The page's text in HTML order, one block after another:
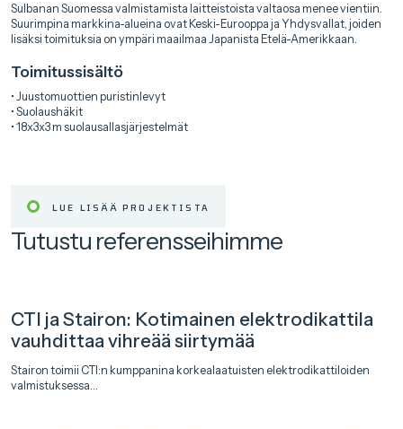
Sulbanan Suomessa valmistamista laitteistoista valtaosa menee vientiin.
Suurimpina markkina-alueina ovat Keski-Eurooppa ja Yhdysvallat, joiden
lisäksi toimituksia on ympäri maailmaa Japanista Etelä-Amerikkaan.
Toimitussisältö
• Juustomuottien puristinlevyt
• Suolaushäkit
• 18x3x3 m suolausallasjärjestelmät
LUE LISÄÄ PROJEKTISTA
Tutustu referensseihimme
CTI ja Stairon: Kotimainen elektrodikattila
vauhdittaa vihreää siirtymää
Stairon toimii CTI:n kumppanina korkealaatuisten elektrodikattiloiden
valmistuksessa...